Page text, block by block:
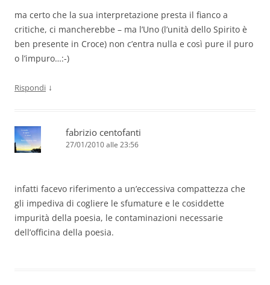
ma certo che la sua interpretazione presta il fianco a
critiche, ci mancherebbe – ma l’Uno (l’unità dello Spirito è
ben presente in Croce) non c’entra nulla e così pure il puro
o l’impuro…:-)
Rispondi ↓
fabrizio centofanti
27/01/2010 alle 23:56
infatti facevo riferimento a un’eccessiva compattezza che
gli impediva di cogliere le sfumature e le cosiddette
impurità della poesia, le contaminazioni necessarie
dell’officina della poesia.